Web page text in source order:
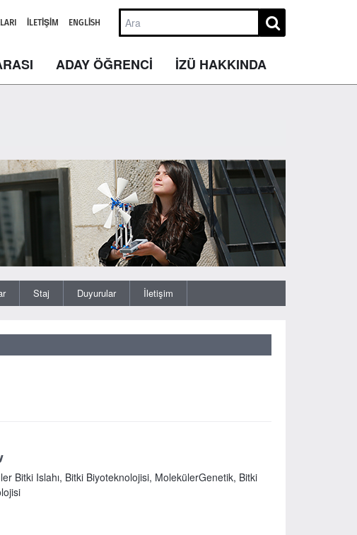
İLETIŞIM ENGLISH
ADAY ÖĞRENCİ İZÜ HAKKINDA
Staj Duyurular İletişim
Bitki Islahı, Bitki Biyoteknolojisi, MolekülerGenetik, Bitki